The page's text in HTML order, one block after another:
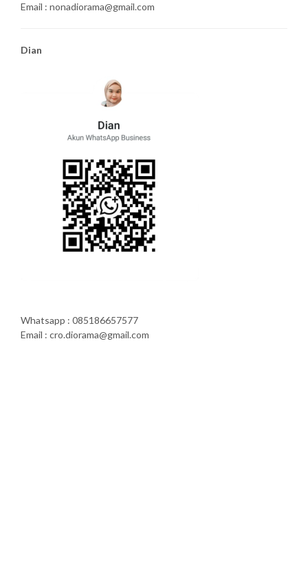
Email : nonadiorama@gmail.com
Dian
Whatsapp : 085186657577
Email : cro.diorama@gmail.com